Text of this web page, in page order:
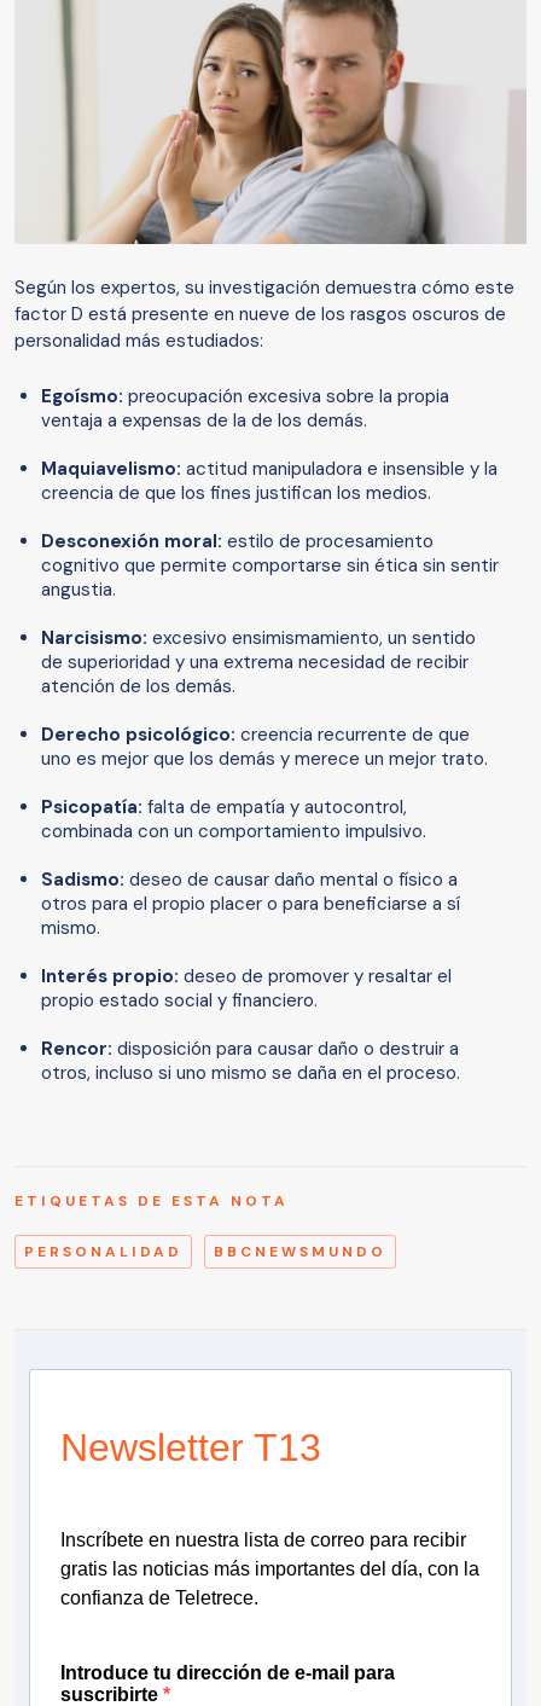
Según los expertos, su investigación demuestra cómo este
factor D está presente en nueve de los rasgos oscuros de
personalidad más estudiados:
Egoísmo: preocupación excesiva sobre la propia
ventaja a expensas de la de los demás.
Maquiavelismo: actitud manipuladora e insensible y la
creencia de que los fines justifican los medios.
Desconexión moral: estilo de procesamiento
cognitivo que permite comportarse sin ética sin sentir
angustia.
Narcisismo: excesivo ensimismamiento, un sentido
de superioridad y una extrema necesidad de recibir
atención de los demás.
Derecho psicológico: creencia recurrente de que
uno es mejor que los demás y merece un mejor trato.
Psicopatía: falta de empatía y autocontrol,
combinada con un comportamiento impulsivo.
Sadismo: deseo de causar daño mental o físico a
otros para el propio placer o para beneficiarse a sí
mismo.
Interés propio: deseo de promover y resaltar el
propio estado social y financiero.
Rencor: disposición para causar daño o destruir a
otros, incluso si uno mismo se daña en el proceso.
ETIQUETAS DE ESTA NOTA
PERSONALIDAD BBCNEWSMUNDO
Newsletter T13
Inscríbete en nuestra lista de correo para recibir
gratis las noticias más importantes del día, con la
confianza de Teletrece.
Introduce tu dirección de e-mail para
suscribirte